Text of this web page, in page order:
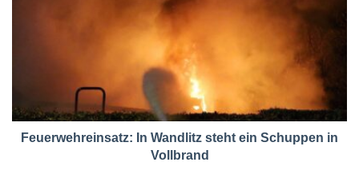
Feuerwehreinsatz: In Wandlitz steht ein Schuppen in
Vollbrand